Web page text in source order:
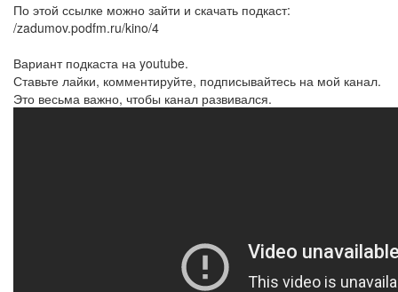
По этой ссылке можно зайти и скачать подкаст:
/zadumov.podfm.ru/kino/4
Вариант подкаста на youtube.
Ставьте лайки, комментируйте, подписывайтесь на мой канал.
Это весьма важно, чтобы канал развивался.